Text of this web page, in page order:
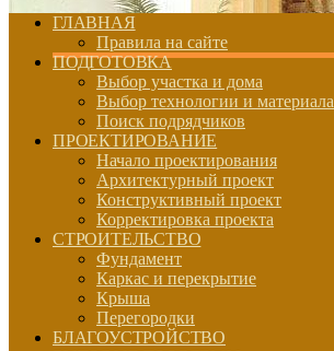
ГЛАВНАЯ
Правила на сайте
ПОДГОТОВКА
Выбор участка и дома
Выбор технологии и материала
Поиск подрядчиков
ПРОЕКТИРОВАНИЕ
Начало проектирования
Архитектурный проект
Конструктивный проект
Корректировка проекта
СТРОИТЕЛЬСТВО
Фундамент
Каркас и перекрытие
Крыша
Перегородки
БЛАГОУСТРОЙСТВО